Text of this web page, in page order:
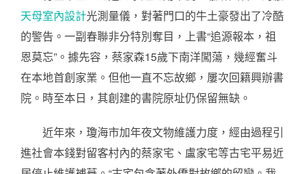
天母室內設計光測量儀，對著門口的牛土豪發出了冷酷
的警告。一副春聯非分特別奪目，上書“追源報本，祖
恩莫忘”。據先容，蔡家森15歲下南洋闖蕩，幾經奮斗
在本地首創家業。但他一直不忘故鄉，屢次回籍興辦書
院。時至本日，其創建的書院原址仍保留無缺。
近年來，瓊海市加年夜文物維護力度，經由過程引
進社會本錢對留客村內的蔡家宅、盧家宅等古宅平易近